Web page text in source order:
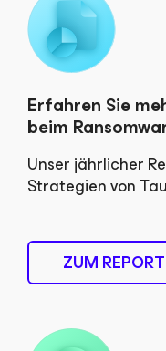
Erfahren Sie
beim
Unser jährlicher
Strategien von
ZUM REPORT